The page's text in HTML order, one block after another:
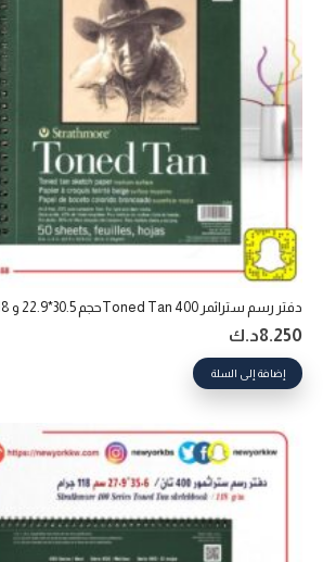
دفتر رسم ستراثمر 400 Toned Tanحجم 30.5*22.9 و 118جرام
8.250د.ك
إضافة إلى السلة